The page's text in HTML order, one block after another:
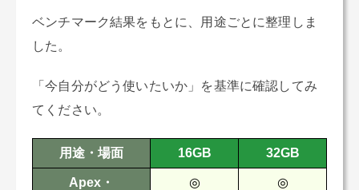
ベンチマーク結果をもとに、用途ごとに整理しま
した。
「今自分がどう使いたいか」を基準に確認してみ
てください。
用途・場面 16GB 32GB
Apex・
◎ ◎